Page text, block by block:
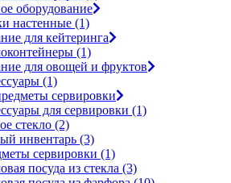
оборудование
настенные (1)
для кейтеринга
(1)
для овощей и фруктов
(1)
сервировки
для сервировки (1)
стекло (2)
инвентарь (3)
сервировки (1)
посуда из стекла (3)